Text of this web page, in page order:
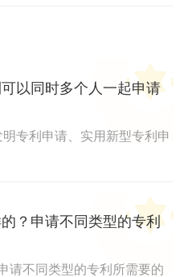
以同时多个人一起申请
专利申请、实用新型专利申
？申请不同类型的专利
请不同类型的专利所需要的